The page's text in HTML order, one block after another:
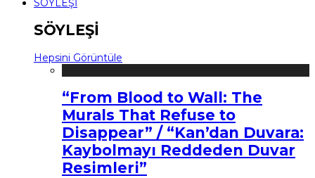
SÖYLEŞİ
SÖYLEŞİ
Hepsini Görüntüle
“From Blood to Wall: The
Murals That Refuse to
Disappear” / “Kan’dan Duvara:
Kaybolmayı Reddeden Duvar
Resimleri”